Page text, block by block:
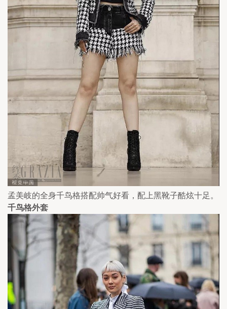
孟美岐的全身千鸟格搭配帅气好看，配上黑靴子酷炫十足。
千鸟格外套